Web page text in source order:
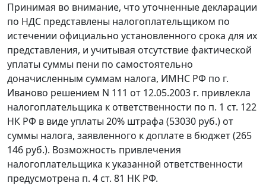
Принимая во внимание, что уточненные декларации
по НДС представлены налогоплательщиком по
истечении официально установленного срока для их
представления, и учитывая отсутствие фактической
уплаты суммы пени по самостоятельно
доначисленным суммам налога, ИМНС РФ по г.
Иваново решением N 111 от 12.05.2003 г. привлекла
налогоплательщика к ответственности по п. 1 ст. 122
НК РФ в виде уплаты 20% штрафа (53030 руб.) от
суммы налога, заявленного к доплате в бюджет (265
146 руб.). Возможность привлечения
налогоплательщика к указанной ответственности
предусмотрена п. 4 ст. 81 НК РФ.